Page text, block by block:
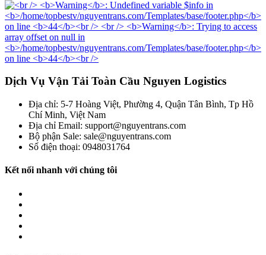
Dịch Vụ Vận Tải Toàn Cầu Nguyen Logistics
Địa chỉ: 5-7 Hoàng Việt, Phường 4, Quận Tân Bình, Tp Hồ
Chí Minh, Việt Nam
Địa chỉ Email: support@nguyentrans.com
Bộ phận Sale: sale@nguyentrans.com
Số điện thoại: 0948031764
Kết nối nhanh với chúng tôi